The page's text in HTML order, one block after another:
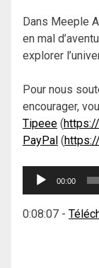
Dans Meeple
en mal
explorer
Pour nous
encourager,
Tipeee (
PayPal (
Lecteur
00:00
0:08:07 -